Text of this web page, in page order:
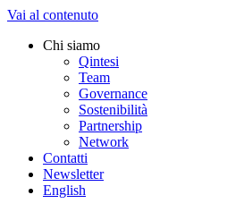
Vai al contenuto
Chi siamo
Qintesi
Team
Governance
Sostenibilità
Partnership
Network
Contatti
Newsletter
English